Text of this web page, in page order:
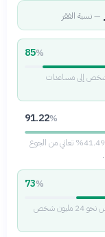
—نسبة الفقر
85%
بشكل كبير، حيث يحتاج نحو 20 مليون شخص إلى مساعدات
91.22%
91.22% من الأسر في شمال سوريا تعيش تحت خط الفقر، و41.49% تعاني من الجوع
73%
ارتفعت نسبة الفقر في السودان إلى 73% في عام 2026، ويعيش نحو 24 مليون شخص